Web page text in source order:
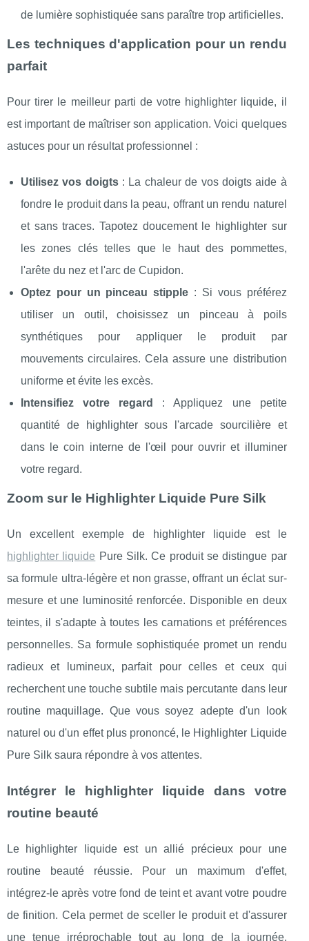
de lumière sophistiquée sans paraître trop artificielles.
Les techniques d'application pour un rendu
parfait
Pour tirer le meilleur parti de votre highlighter liquide, il
est important de maîtriser son application. Voici quelques
astuces pour un résultat professionnel :
Utilisez vos doigts: La chaleur de vos doigts aide à
fondre le produit dans la peau, offrant un rendu naturel
et sans traces. Tapotez doucement le highlighter sur
les zones clés telles que le haut des pommettes,
l'arête du nez et l'arc de Cupidon.
Optez pour un pinceau stipple : Si vous préférez
utiliser un outil, choisissez un pinceau à poils
synthétiques pour appliquer le produit par
mouvements circulaires. Cela assure une distribution
uniforme et évite les excès.
Intensifiez votre regard
: Appliquez une petite
quantité de highlighter sous l'arcade sourcilière et
dans le coin interne de l'œil pour ouvrir et illuminer
votre regard.
Zoom sur le Highlighter Liquide Pure Silk
Un excellent exemple de highlighter liquide est le
highlighter liquide Pure Silk. Ce produit se distingue par
sa formule ultra-légère et non grasse, offrant un éclat sur-
mesure et une luminosité renforcée. Disponible en deux
teintes, il s'adapte à toutes les carnations et préférences
personnelles. Sa formule sophistiquée promet un rendu
radieux et lumineux, parfait pour celles et ceux qui
recherchent une touche subtile mais percutante dans leur
routine maquillage. Que vous soyez adepte d'un look
naturel ou d'un effet plus prononcé, le Highlighter Liquide
Pure Silk saura répondre à vos attentes.
Intégrer le highlighter liquide dans votre
routine beauté
Le highlighter liquide est un allié précieux pour une
routine beauté réussie. Pour un maximum d'effet,
intégrez-le après votre fond de teint et avant votre poudre
de finition. Cela permet de sceller le produit et d'assurer
une tenue irréprochable tout au long de la journée.